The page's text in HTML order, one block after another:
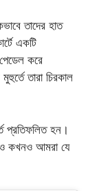
তাদের হাত
একটি
করে
তারা চিরকাল
প্রতিফলিত হন।
কখনও আমরা যে